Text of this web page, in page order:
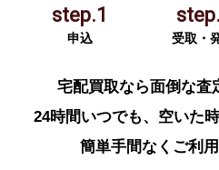
step.1
申込 受取・
宅配買取なら面倒な査
24時間いつでも、空いた
簡単手間なくご利